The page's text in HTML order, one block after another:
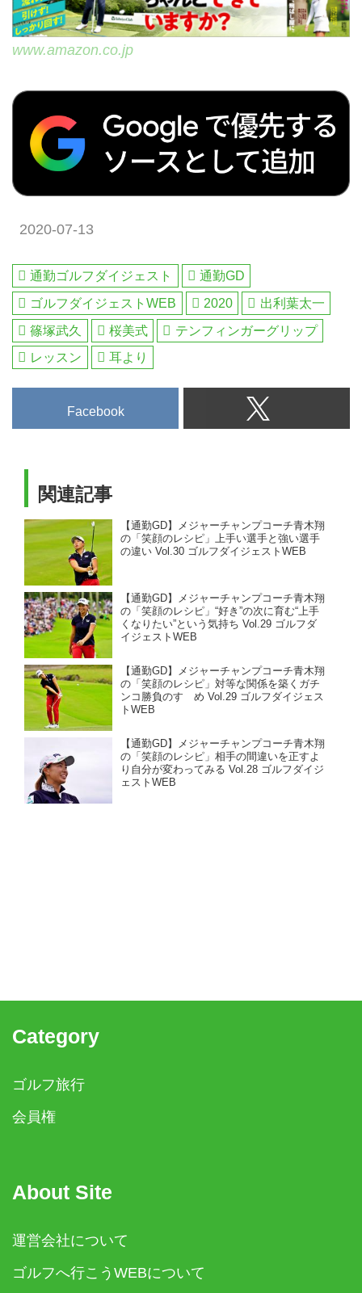
www.amazon.co.jp
2020-07-13
通勤ゴルフダイジェスト
通勤GD
ゴルフダイジェストWEB
2020
出利葉太一
篠塚武久
桜美式
テンフィンガーグリップ
レッスン
耳より
Facebook
関連記事
【通勤GD】メジャーチャンプコーチ青木翔
の「笑顔のレシピ」上手い選手と強い選手
の違い Vol.30 ゴルフダイジェストWEB
【通勤GD】メジャーチャンプコーチ青木翔
の「笑顔のレシピ」“好き”の次に育む“上手
くなりたい”という気持ち Vol.29 ゴルフダ
イジェストWEB
【通勤GD】メジャーチャンプコーチ青木翔
の「笑顔のレシピ」対等な関係を築くガチ
ンコ勝負のすゝめ Vol.29 ゴルフダイジェス
トWEB
【通勤GD】メジャーチャンプコーチ青木翔
の「笑顔のレシピ」相手の間違いを正すよ
り自分が変わってみる Vol.28 ゴルフダイジ
ェストWEB
Category
ゴルフ旅行
会員権
About Site
運営会社について
ゴルフへ行こうWEBについて